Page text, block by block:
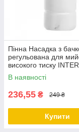
Пінна Насадка з
регульована для
високого тиску
DT-1532
В наявності
236,55 ₴ 249 ₴
Купити